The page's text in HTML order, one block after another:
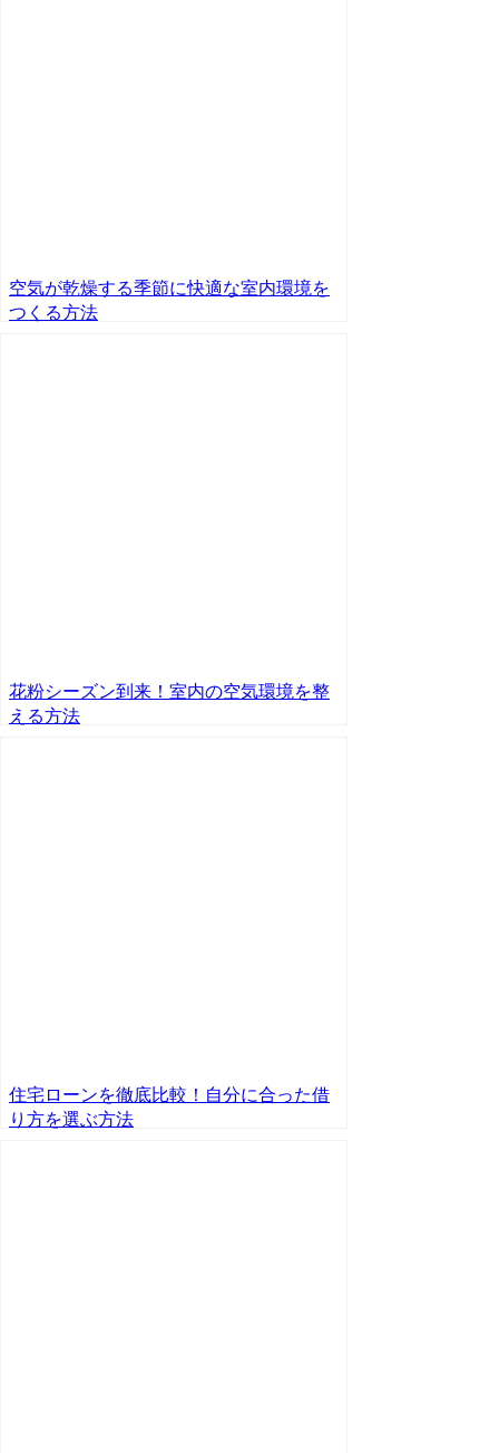
空気が乾燥する季節に快適な室内環境を
つくる方法
花粉シーズン到来！室内の空気環境を整
える方法
住宅ローンを徹底比較！自分に合った借
り方を選ぶ方法